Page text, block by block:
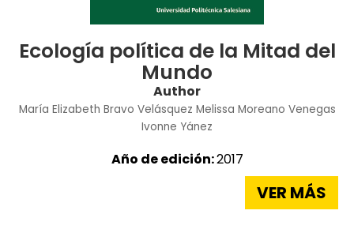
Ecología política de la Mitad del
Mundo
Author
María Elizabeth Bravo Velásquez Melissa Moreano Venegas
Ivonne Yánez
Año de edición:2017
VER MÁS